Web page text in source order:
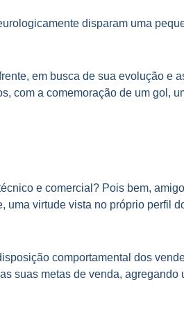
disparam uma
em busca de sua evolução e
com a comemoração de um gol,
e comercial? Pois bem,
uma virtude vista no próprio perfil
comportamental dos
suas metas de venda, agregando